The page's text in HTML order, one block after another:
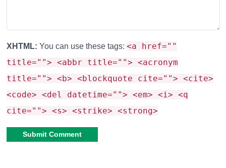
XHTML: You can use these tags: <a href=""
title=""> <abbr title=""> <acronym
title=""> <b> <blockquote cite=""> <cite>
<code> <del datetime=""> <em> <i> <q
cite=""> <s> <strike> <strong>